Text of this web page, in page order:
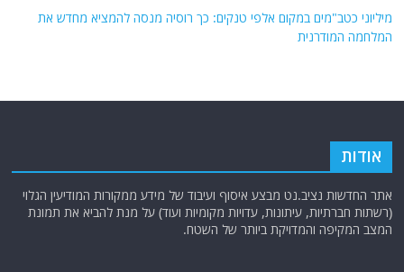
מיליוני כטב"מים במקום אלפי טנקים: כך רוסיה מנסה להמציא מחדש את
המלחמה המודרנית
אודות
אתר החדשות נציב.נט מבצע איסוף ועיבוד של מידע ממקורות המודיעין הגלוי
(רשתות חברתיות, עיתונות, עדויות מקומיות ועוד) על מנת להביא את תמונת
המצב המקיפה והמדויקת ביותר של השטח.